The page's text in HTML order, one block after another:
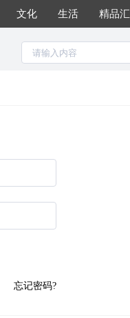
文化 生活 精品汇
忘记密码?